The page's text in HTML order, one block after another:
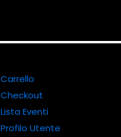
Carrello
Checkout
Lista Eventi
Profilo Utente